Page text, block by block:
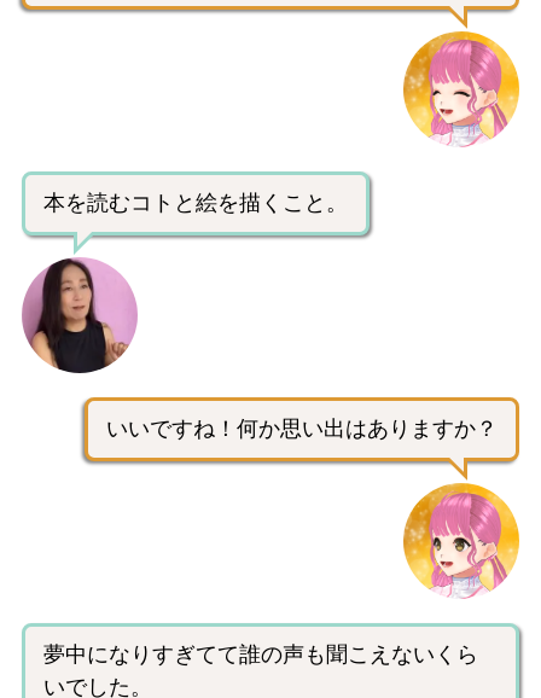
本を読むコトと絵を描くこと。
いいですね！何か思い出はありますか？
夢中になりすぎてて誰の声も聞こえないくら
いでした。